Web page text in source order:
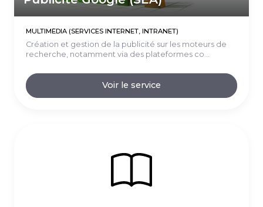
MULTIMÉDIA (SERVICES INTERNET, INTRANET)
Création et gestion de la publicité sur les moteurs de
recherche, notamment via des plateformes co...
Voir le service